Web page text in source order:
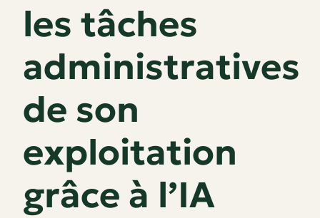
les tâches
administratives
de son
exploitation
grâce à l’IA